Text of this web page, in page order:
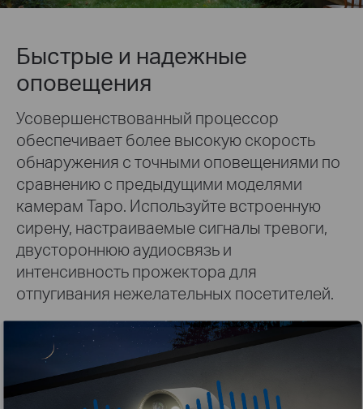
Быстрые и надежные
оповещения
Усовершенствованный процессор
обеспечивает более высокую скорость
обнаружения с точными оповещениями по
сравнению с предыдущими моделями
камерам Tapo. Используйте встроенную
сирену, настраиваемые сигналы тревоги,
двустороннюю аудиосвязь и
интенсивность прожектора для
отпугивания нежелательных посетителей.